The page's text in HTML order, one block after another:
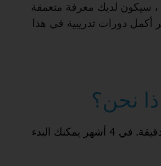
، سيكون لديك معرفة متعمقة
دورات تدريبية في هذا
نحن؟
دراسات سريعة ودقيقة. في 4 أشهر يمكنك البدء